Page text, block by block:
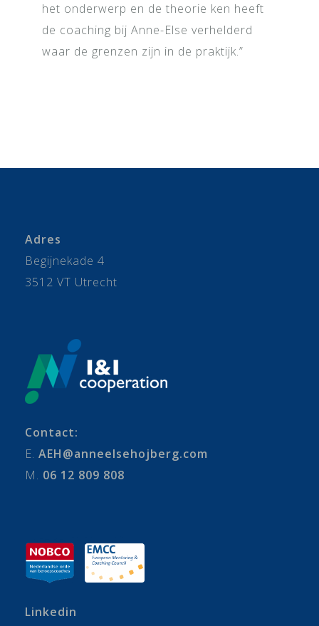
het onderwerp en de theorie ken heeft
de coaching bij Anne-Else verhelderd
waar de grenzen zijn in de praktijk.”
Adres
Begijnekade 4
3512 VT Utrecht
Contact:
E. AEH@anneelsehojberg.com
M. 06 12 809 808
Linkedin